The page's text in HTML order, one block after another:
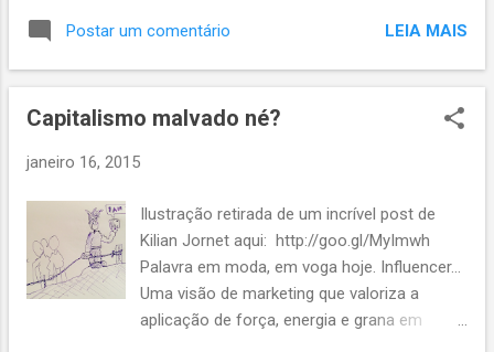
minha esposa, é um aspecto que dá
alimento à minha procrastinação. De toda
fabricamos a nossa cola lambe-lambe ( vide
guardamos entre outras as coisas, as
nossas bicicletas. Elas ficam estacionadas
em suportes verticais como estes aqui:
http://www.jamurbikes.com.br/produto/101-
suporte-vertical-para-parede-altmayer As
Postar um comentário LEIA MAIS
Capitalismo malvado né?
janeiro 16, 2015
Ilustração retirada de um incrível post de
Kilian Jornet aqui: http://goo.gl/MyImwh
Palavra em moda, em voga hoje. Influencer...
Uma visão de marketing que valoriza a
aplicação de força, energia e grana em